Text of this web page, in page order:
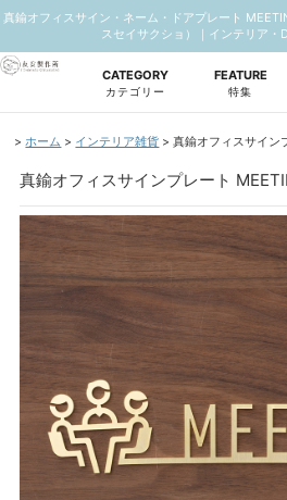
真鍮オフィスサイン・ネーム・ドアプレート
スセイサクショ）｜インテリア・
CATEGORY
カテゴリー
FEATURE
特集
ホーム インテリア雑貨 真鍮オフィスサイン
真鍮オフィスサインプレート